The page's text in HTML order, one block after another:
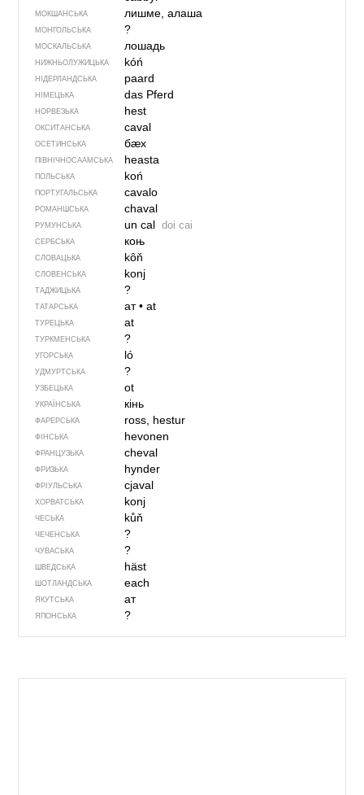
МОКШАНСЬКА лишме, алаша
МОНГОЛЬСЬКА ?
МОСКАЛЬСЬКА лошадь
НИЖНЬОЛУЖИЦЬКА kóń
НІДЕРЛАНДСЬКА paard
НІМЕЦЬКА das Pferd
НОРВЕЗЬКА hest
ОКСИТАНСЬКА caval
ОСЕТИНСЬКА бӕх
ПІВНІЧНОСААМСЬКА heasta
ПОЛЬСЬКА koń
ПОРТУГАЛЬСЬКА cavalo
РОМАНШСЬКА chaval
РУМУНСЬКА un cal doi cai
СЕРБСЬКА коњ
СЛОВАЦЬКА kôň
СЛОВЕНСЬКА konj
ТАДЖИЦЬКА ?
ТАТАРСЬКА ат• at
ТУРЕЦЬКА at
ТУРКМЕНСЬКА ?
УГОРСЬКА ló
УДМУРТСЬКА ?
УЗБЕЦЬКА ot
УКРАЇНСЬКА кінь
ФАРЕРСЬКА ross, hestur
ФІНСЬКА hevonen
ФРАНЦУЗЬКА cheval
ФРИЗЬКА hynder
ФРІУЛЬСЬКА cjaval
ХОРВАТСЬКА konj
ЧЕСЬКА kůň
ЧЕЧЕНСЬКА ?
ЧУВАСЬКА ?
ШВЕДСЬКА häst
ШОТЛАНДСЬКА each
ЯКУТСЬКА ат
ЯПОНСЬКА ?